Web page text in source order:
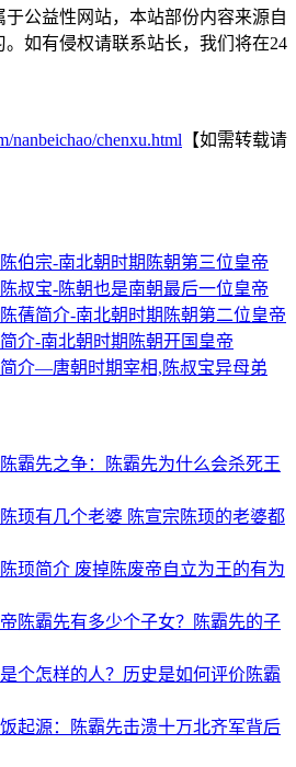
公益性网站，本站部份内容来源自
。如有侵权请联系站长，我们将在24
nanbeichao/chenxu.html 【如需转载请
伯宗-南北朝时期陈朝第三位皇帝
叔宝-陈朝也是南朝最后一位皇帝
蒨简介-南北朝时期陈朝第二位皇帝
介-南北朝时期陈朝开国皇帝
介—唐朝时期宰相,陈叔宝异母弟
霸先之争：陈霸先为什么会杀死王
顼有几个老婆 陈宣宗陈顼的老婆都
顼简介 废掉陈废帝自立为王的有为
陈霸先有多少个子女？陈霸先的子
个怎样的人？历史是如何评价陈霸
起源：陈霸先击溃十万北齐军背后